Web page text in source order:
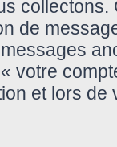
collectons.
de
votre
et lors